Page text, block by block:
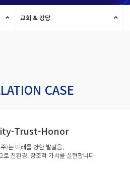
교회 & 강당
CASE
Trust-Honor
)는 미래를 향한 발걸음,
로 친환경, 창조적 가치를 실현합니다